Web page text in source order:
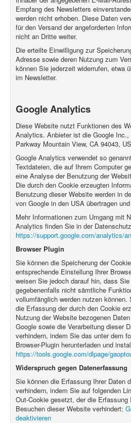
Empfang des Newsletters
werden nicht erhoben. Diese Daten
für den Versand der angeforderten
nicht an Dritte weiter.
Die erteilte Einwilligung zur
Adresse sowie deren Nutzung zum
können Sie jederzeit widerrufen, etwa
im Newsletter.
Google Analytics
Diese Website nutzt Funktionen des
Analytics. Anbieter ist die Google Inc.,
Parkway Mountain View, CA 94043,
Google Analytics verwendet so
Textdateien, die auf Ihrem Computer
eine Analyse der Benutzung der
Die durch den Cookie erzeugten
Benutzung dieser Website werden in
von Google in den USA übertragen
Mehr Informationen zum Umgang mit
Analytics finden Sie in der
https://support.google.com/analytics/
Browser Plugin
Sie können die Speicherung der
entsprechende Einstellung Ihrer
weisen Sie jedoch darauf hin, dass
gegebenenfalls nicht sämtliche
vollumfänglich werden nutzen können.
die Erfassung der durch den Cookie
Nutzung der Website bezogenen
Google sowie die Verarbeitung dieser
verhindern, indem Sie das unter dem
Browser-Plugin herunterladen und
https://tools.google.com/dlpage/
Widerspruch gegen Datenerfassung
Sie können die Erfassung Ihrer Daten
verhindern, indem Sie auf folgenden
Out-Cookie gesetzt, der die
Besuchen dieser Website verhindert:
deaktivieren